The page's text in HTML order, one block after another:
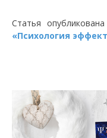
Статья
«Психология